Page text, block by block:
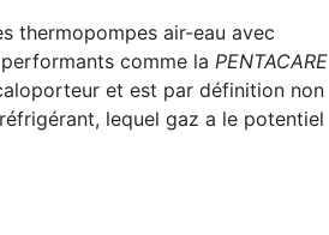
thermopompes air-eau avec
comme la PENTACARE
et est par définition non
lequel gaz a le potentiel